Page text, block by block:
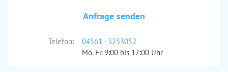
Anfrage senden
Telefon:
04561 - 5253052
Mo.-Fr. 9:00 bis 17:00 Uhr